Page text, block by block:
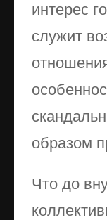
интерес
служит
образом
Что до